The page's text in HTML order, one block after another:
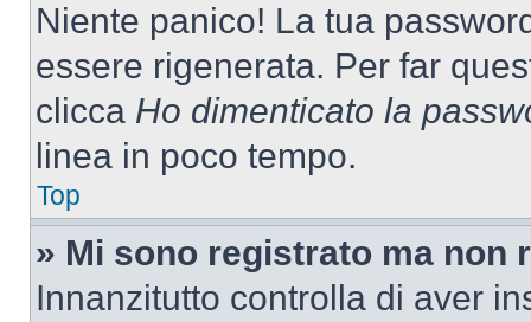
Niente panico! La tua
essere rigenerata. Per far
clicca Ho dimenticato la
linea in poco tempo.
Top
» Mi sono registrato ma non
Innanzitutto controlla di aver